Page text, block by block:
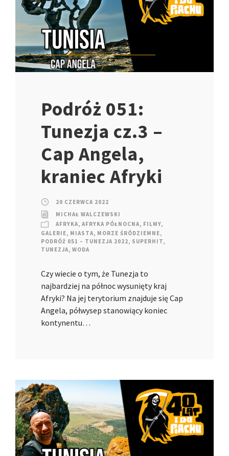
Podróż 051:
Tunezja cz.3 –
Cap Angela,
kraniec Afryki
20 CZERWCA 2022
MICHAŁ WALCZEWSKI
AFRYKA, AFRYKA PÓŁNOCNA, FILMY,
GALERIE, MIASTA, MORZE ŚRÓDZIEMNE,
PODRÓŻ 051 – TUNEZJA 2022, SUPERHIT,
TUNEZJA, WODA
Czy wiecie o tym, że Tunezja to
najbardziej na północ wysunięty kraj
Afryki? Na jej terytorium znajduje się Cap
Angela, półwysep stanowiący koniec
kontynentu…